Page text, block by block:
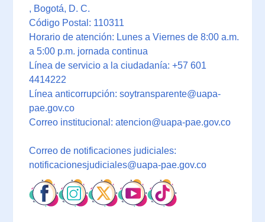
, Bogotá, D. C.
Código Postal: 110311
Horario de atención: Lunes a Viernes de 8:00 a.m.
a 5:00 p.m. jornada continua
Línea de servicio a la ciudadanía: +57 601
4414222
Línea anticorrupción: soytransparente@uapa-
pae.gov.co
Correo institucional: atencion@uapa-pae.gov.co
Correo de notificaciones judiciales:
notificacionesjudiciales@uapa-pae.gov.co